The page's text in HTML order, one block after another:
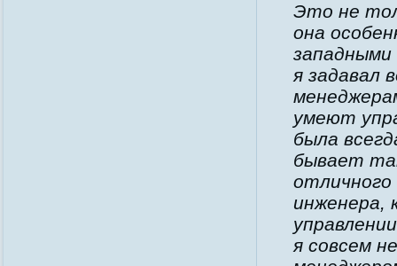
Это не
она
я задавал
умеют
была
бывает
инженера,
я совсем